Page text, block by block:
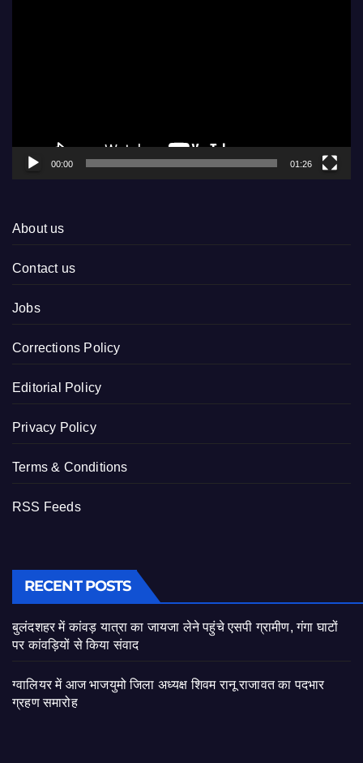
00:00 01:26
About us
Contact us
Jobs
Corrections Policy
Editorial Policy
Privacy Policy
Terms & Conditions
RSS Feeds
RECENT POSTS
बुलंदशहर में कांवड़ यात्रा का जायजा लेने पहुंचे एसपी ग्रामीण, गंगा घाटों
पर कांवड़ियों से किया संवाद
ग्वालियर में आज भाजयुमो जिला अध्यक्ष शिवम रानू राजावत का पदभार
ग्रहण समारोह